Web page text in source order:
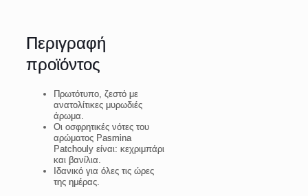
Περιγραφή
προϊόντος
Πρωτότυπο, ζεστό με
ανατολίτικες μυρωδιές
άρωμα.
Οι οσφρητικές νότες του
αρώματος Pasmina
Patchouly είναι: κεχριμπάρι
και βανίλια.
Ιδανικό για όλες τις ώρες
της ημέρας.